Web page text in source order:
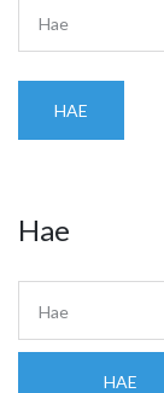
HAE
Hae
HAE